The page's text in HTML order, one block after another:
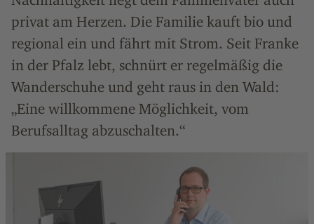
privat am Herzen. Die Familie kauft bio und
regional ein und fährt mit Strom. Seit Franke
in der Pfalz lebt, schnürt er regelmäßig die
Wanderschuhe und geht raus in den Wald:
„Eine willkommene Möglichkeit, vom
Berufsalltag abzuschalten.“